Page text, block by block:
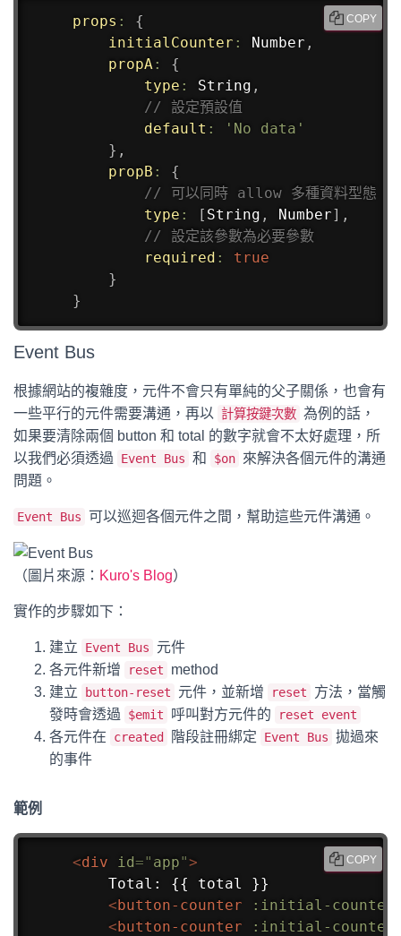
props :
{
initialCounter : Number ,
propA:
{
type : String ,
// 設定預設值
default :
'No data'
} ,
propB :
{
// 可以同時 allow 多種資料型態
type : [ String , Number] ,
// 設定該參數為必要參數
required :
true
}
}
COPY
Event Bus
根據網站的複雜度，元件不會只有單純的父子關係，也會有
一些平行的元件需要溝通，再以
計算按鍵次數 為例的話，
如果要清除兩個 button 和 total 的數字就會不太好處理，所
以我們必須透過
Event Bus 和 $on 來解決各個元件的溝通
問題。
Event Bus 可以巡迴各個元件之間，幫助這些元件溝通。
（圖片來源： Kuro's Blog）
實作的步驟如下：
建立 Event Bus
元件
各元件新增
reset
method
建立
button-reset 元件，並新增 reset
方法，當觸
發時會透過
$emit 呼叫對方元件的 reset event
各元件在 created 階段註冊綁定 Event Bus 拋過來
的事件
範例
<div id=" app">
    Total: {{ total }}
<button-counter :initial-counter
<button-counter :initial-counter
COPY